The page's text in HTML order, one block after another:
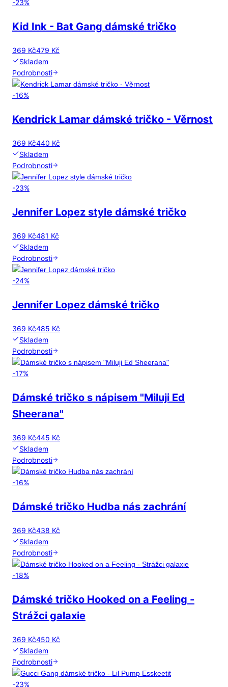
-23%
Kid Ink - Bat Gang dámské tričko
369 Kč479 Kč
Skladem
Podrobnosti
-16%
Kendrick Lamar dámské tričko - Věrnost
369 Kč440 Kč
Skladem
Podrobnosti
-23%
Jennifer Lopez style dámské tričko
369 Kč481 Kč
Skladem
Podrobnosti
-24%
Jennifer Lopez dámské tričko
369 Kč485 Kč
Skladem
Podrobnosti
-17%
Dámské tričko s nápisem "Miluji Ed
Sheerana"
369 Kč445 Kč
Skladem
Podrobnosti
-16%
Dámské tričko Hudba nás zachrání
369 Kč438 Kč
Skladem
Podrobnosti
-18%
Dámské tričko Hooked on a Feeling -
Strážci galaxie
369 Kč450 Kč
Skladem
Podrobnosti
-23%